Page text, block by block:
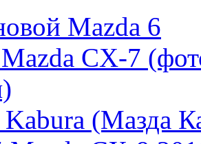
Mazda 6
CX-7
Kabura (Мазда